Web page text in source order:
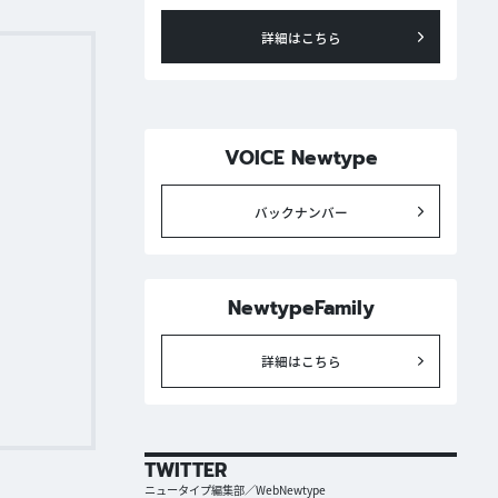
詳細はこちら
VOICE Newtype
バックナンバー
NewtypeFamily
詳細はこちら
TWITTER
ニュータイプ編集部／WebNewtype